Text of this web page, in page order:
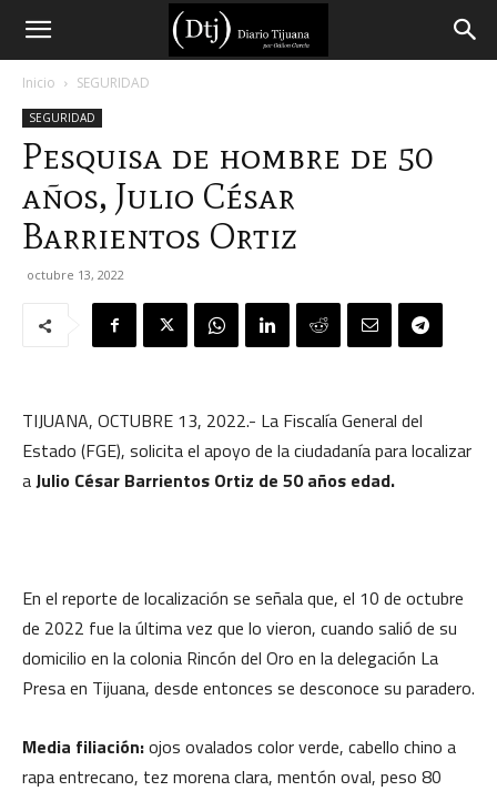
Diario
Tijuana
Inicio SEGURIDAD
SEGURIDAD
Pesquisa de hombre de 50
años, Julio César
Barrientos Ortiz
octubre 13, 2022
TIJUANA, OCTUBRE 13, 2022.- La Fiscalía General del
Estado (FGE), solicita el apoyo de la ciudadanía para localizar
aJulio César Barrientos Ortiz de 50 años edad.
En el reporte de localización se señala que, el 10 de octubre
de 2022 fue la última vez que lo vieron, cuando salió de su
domicilio en la colonia Rincón del Oro en la delegación La
Presa en Tijuana, desde entonces se desconoce su paradero.
Media filiación:ojos ovalados color verde, cabello chino a
rapa entrecano, tez morena clara, mentón oval, peso 80